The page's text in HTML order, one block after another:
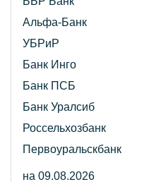
Альфа-Банк
УБРиР
Банк Инго
Банк ПСБ
Банк Уралсиб
Россельхозбанк
Первоуральскбанк
на 09.08.2026